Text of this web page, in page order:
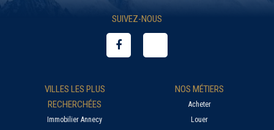
SUIVEZ-NOUS
VILLES LES PLUS
RECHERCHÉES
Immobilier Annecy
NOS MÉTIERS
Acheter
Louer